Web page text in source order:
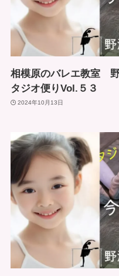
相模原のバレエ教室
タジオ便りVol.５３
2024年10月13日